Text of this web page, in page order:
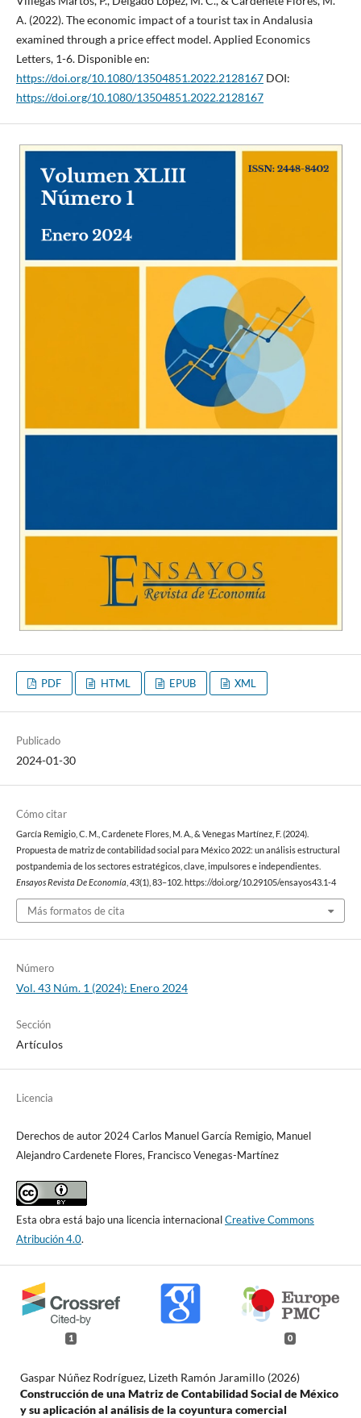
A. (2022). The economic impact of a tourist tax in Andalusia
examined through a price effect model. Applied Economics
Letters, 1-6. Disponible en:
https://doi.org/10.1080/13504851.2022.2128167DOI:
https://doi.org/10.1080/13504851.2022.2128167
PDF HTML EPUB XML
Publicado
2024-01-30
Cómo citar
García Remigio, C. M., Cardenete Flores, M. A., & Venegas Martínez, F. (2024).
Propuesta de matriz de contabilidad social para México 2022: un análisis estructural
postpandemia de los sectores estratégicos, clave, impulsores e independientes.
Ensayos Revista De Economía 43(1), 83–102. https://doi.org/10.29105/ensayos43.1-4
Más formatos de cita
Número
Vol. 43 Núm. 1 (2024): Enero 2024
Sección
Artículos
Licencia
Derechos de autor 2024 Carlos Manuel García Remigio, Manuel
Alejandro Cardenete Flores, Francisco Venegas-Martínez
Esta obra está bajo una licencia internacionalCreative Commons
Atribución 4.0.
1 0
Gaspar Núñez Rodríguez, Lizeth Ramón Jaramillo (2026)
Construcción de una Matriz de Contabilidad Social de México
y su aplicación al análisis de la coyuntura comercial